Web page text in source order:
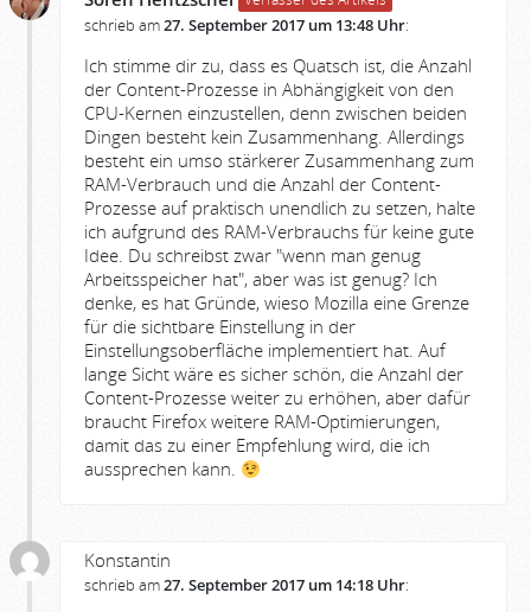
schrieb am27. September 2017 um 13:48 Uhr:
Ich stimme dir zu, dass es Quatsch ist, die Anzahl
der Content-Prozesse in Abhängigkeit von den
CPU-Kernen einzustellen, denn zwischen beiden
Dingen besteht kein Zusammenhang. Allerdings
besteht ein umso stärkerer Zusammenhang zum
RAM-Verbrauch und die Anzahl der Content-
Prozesse auf praktisch unendlich zu setzen, halte
ich aufgrund des RAM-Verbrauchs für keine gute
Idee. Du schreibst zwar "wenn man genug
Arbeitsspeicher hat", aber was ist genug? Ich
denke, es hat Gründe, wieso Mozilla eine Grenze
für die sichtbare Einstellung in der
Einstellungsoberfläche implementiert hat. Auf
lange Sicht wäre es sicher schön, die Anzahl der
Content-Prozesse weiter zu erhöhen, aber dafür
braucht Firefox weitere RAM-Optimierungen,
damit das zu einer Empfehlung wird, die ich
aussprechen kann.
Konstantin
schrieb am27. September 2017 um 14:18 Uhr: